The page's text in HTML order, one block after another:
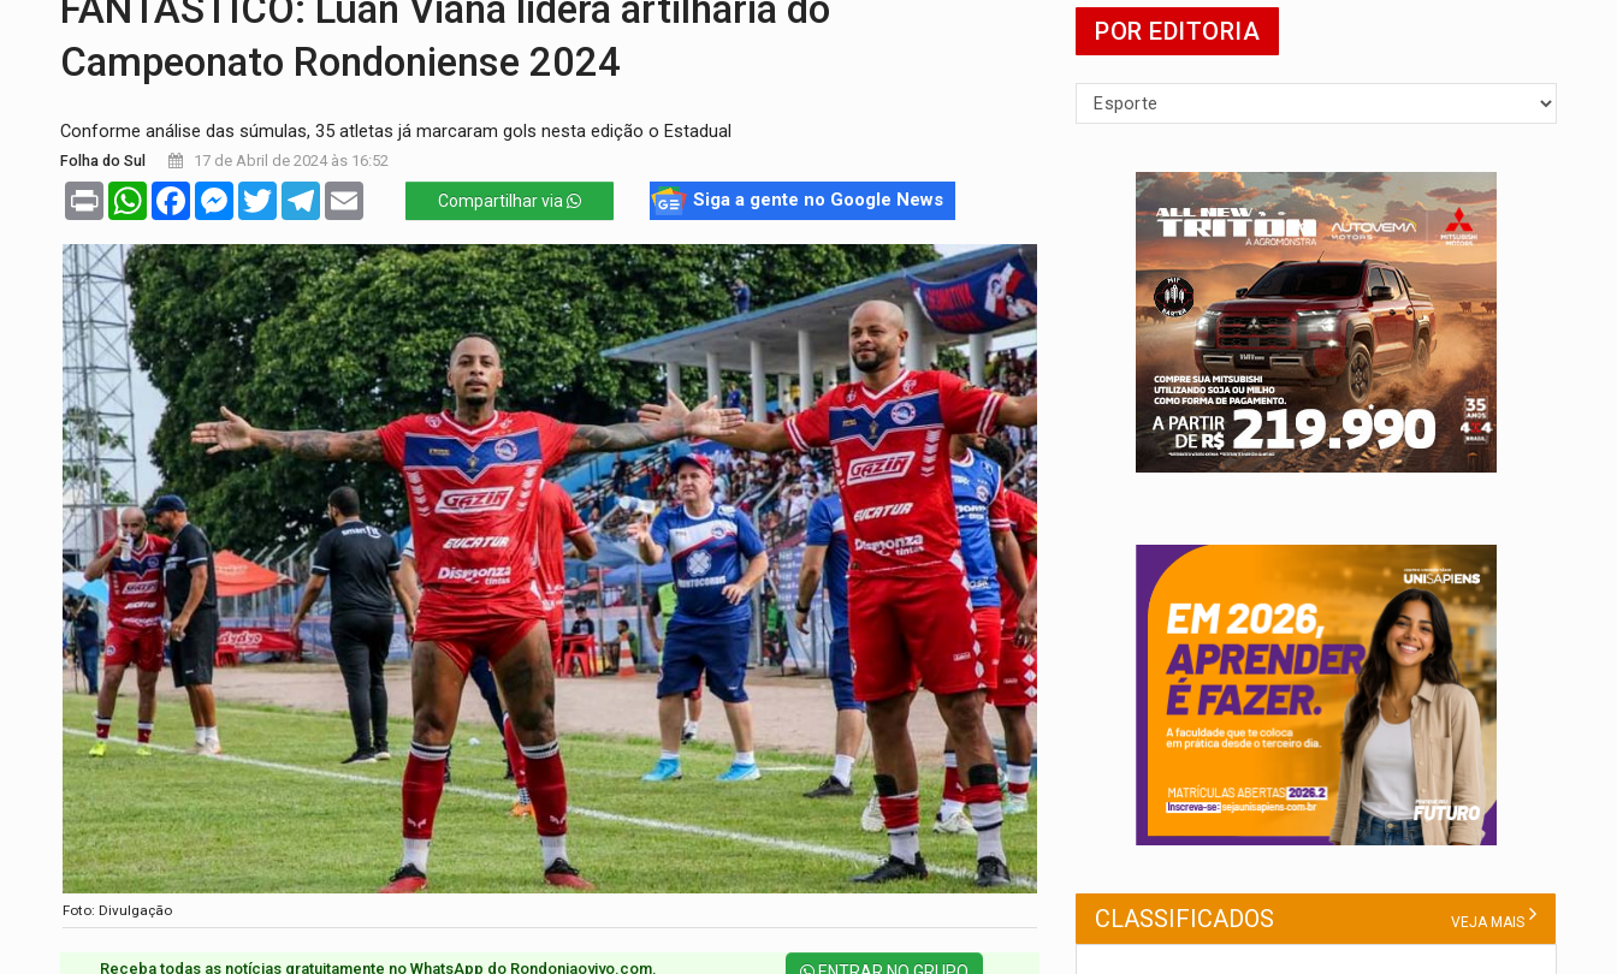
Campeonato Rondoniense 2024
Conforme análise das súmulas, 35 atletas já marcaram gols nesta edição o Estadual
Folha do Sul 17 de Abril de 2024 às 16:52
Print WhatsAppFacebookMessenger
TwitterTelegram Compartilhar via Siga a gente no Google News
Foto: Divulgação
Receba todas as notícias gratuitamente no WhatsApp do Rondoniaovivo.com.​
POR EDITORIA
CLASSIFICADOS VEJA MAIS